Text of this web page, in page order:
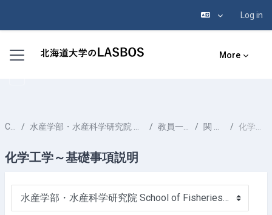
Log in
Side panel More
Courses 水産学部・水産科学研究院 School of Fisheries Sciences & Faculty of Fisheries Sciences 教員一覧 List of Professors 関 秀司 SEKI Hideshi 化学工学～基礎事項説明
化学工学～基礎事項説明
Course categories